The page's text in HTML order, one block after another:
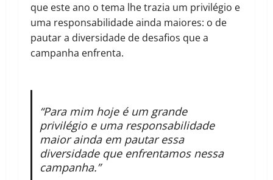
que este ano o tema lhe trazia um privilégio e
uma responsabilidade ainda maiores: o de
pautar a diversidade de desafios que a
campanha enfrenta.
“Para mim hoje é um grande
privilégio e uma responsabilidade
maior ainda em pautar essa
diversidade que enfrentamos nessa
campanha.”